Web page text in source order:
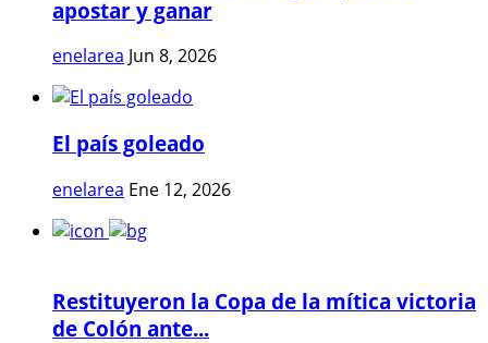
apostar y ganar
enelarea Jun 8, 2026
El país goleado
enelarea Ene 12, 2026
Restituyeron la Copa de la mítica victoria
de Colón ante...